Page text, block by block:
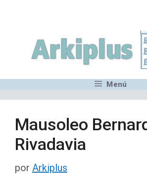
contenido
Menú
Mausoleo
Rivadavia
por Arkiplus